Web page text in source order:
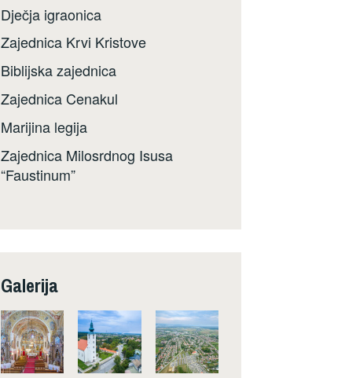
Dječja igraonica
Zajednica Krvi Kristove
Biblijska zajednica
Zajednica Cenakul
Marijina legija
Zajednica Milosrdnog Isusa
“Faustinum”
Galerija